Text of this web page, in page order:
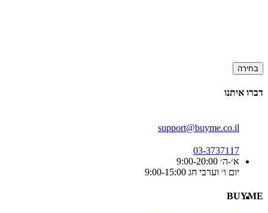
בחירה
דברו איתנו
support@buyme.co.il
03-3737117
א׳-ה׳ 9:00-20:00
יום ו׳ וערבי חג 9:00-15:00
BUYME